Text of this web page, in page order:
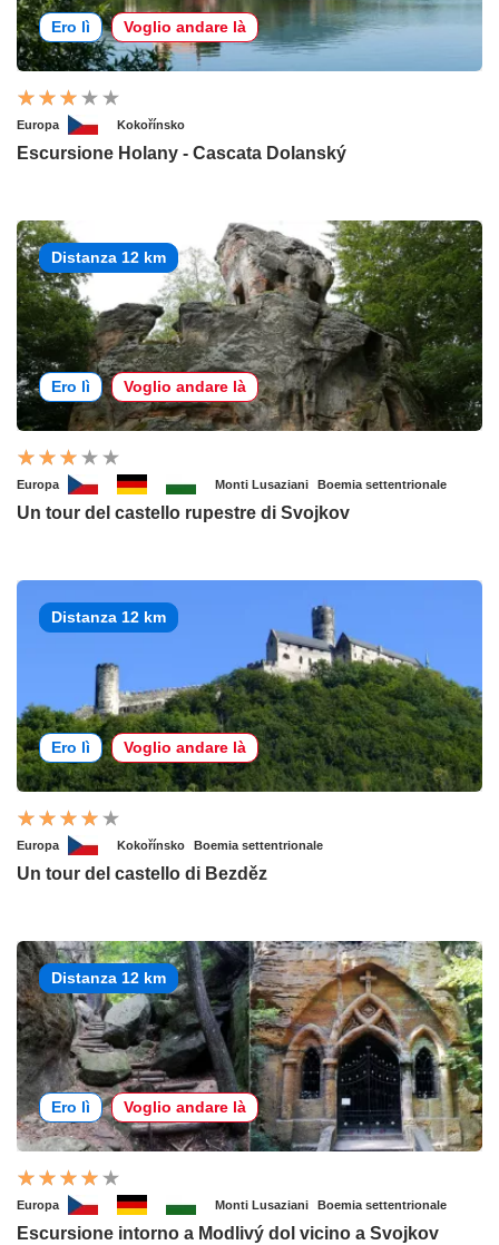
Ero lì Voglio andare là
Europa Kokořínsko
Escursione Holany - Cascata Dolanský
Distanza 12 km
Ero lì Voglio andare là
Europa Monti Lusaziani Boemia settentrionale
Un tour del castello rupestre di Svojkov
Distanza 12 km
Ero lì Voglio andare là
Europa Kokořínsko Boemia settentrionale
Un tour del castello di Bezděz
Distanza 12 km
Ero lì Voglio andare là
Europa Monti Lusaziani Boemia settentrionale
Escursione intorno a Modlivý dol vicino a Svojkov